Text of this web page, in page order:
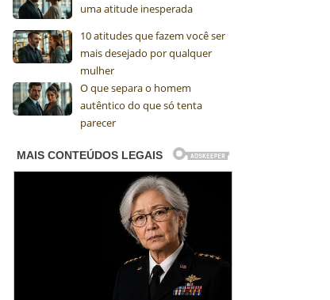
uma atitude inesperada
10 atitudes que fazem você ser
mais desejado por qualquer
mulher
O que separa o homem
autêntico do que só tenta
parecer